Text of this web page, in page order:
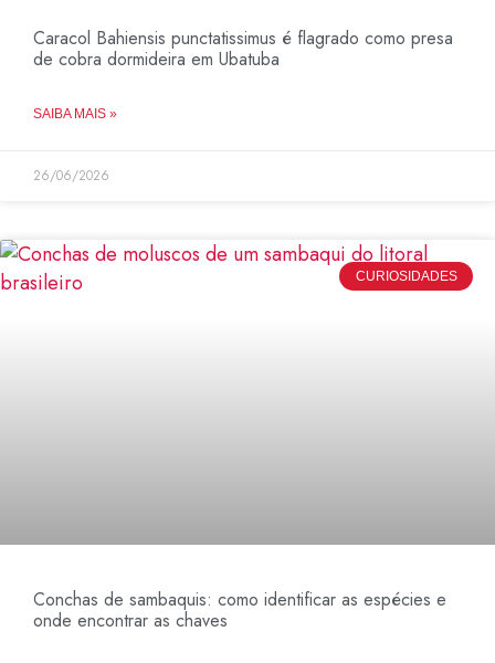
Caracol Bahiensis punctatissimus é flagrado como presa
de cobra dormideira em Ubatuba
SAIBA MAIS »
26/06/2026
CURIOSIDADES
Conchas de sambaquis: como identificar as espécies e
onde encontrar as chaves